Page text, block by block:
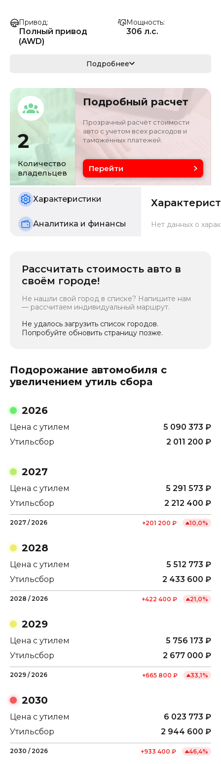
Привод
Полный привод
(AWD)
Мощность
306 л.с.
225 кВ
Кузов
седан/хэтчбек
W1K3F5BB9NN2627
Объём двигателя
2 л
Цвет
Состояние
б/у
Подробнее
2
Количество
владельцев
Подробный расчет
Прозрачный расчёт стоимости
авто с учетом всех расходов и
таможенных платежей.
Перейти
Характеристики
Аналитика и финансы Нет данных о
Рассчитать стоимость авто в
своём городе!
Не нашли свой город в списке? Напишите нам
— рассчитаем индивидуальный маршрут.
Не удалось загрузить список городов.
Попробуйте обновить страницу позже.
Подорожание автомобиля с
увеличением утиль сбора
2026
Цена с утилем 5 090 373 ₽
Утильсбор
2 011 200 ₽
2027
Цена с утилем 5 291 573 ₽
Утильсбор
2 212 400 ₽
2027 / 2026 +201 200 ₽ 10,0%
2028
Цена с утилем 5 512 773 ₽
Утильсбор
2 433 600 ₽
2028 / 2026 +422 400 ₽ 21,0%
2029
Цена с утилем 5 756 173 ₽
Утильсбор
2 677 000 ₽
2029 / 2026 +665 800 ₽ 33,1%
2030
Цена с утилем 6 023 773 ₽
Утильсбор
2 944 600 ₽
2030 / 2026 +933 400 ₽ 46,4%